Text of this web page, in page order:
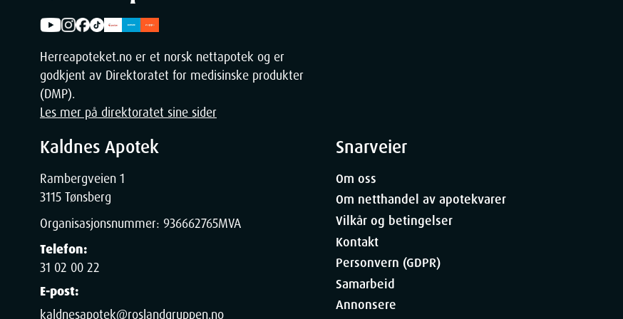
Width
Height
Depth
Weight
Herreapoteket.no er et norsk nettapotek og er
godkjent av Direktoratet for medisinske produkter
(DMP).
Les mer på direktoratet sine sider
Kaldnes Apotek
Rambergveien 1
3115 Tønsberg
Organisasjonsnummer: 936662765MVA
Telefon:
31 02 00 22
E-post:
kaldnesapotek@roslandgruppen.no
Snarveier
Om oss
Om netthandel av apotekvarer
Vilkår og betingelser
Kontakt
Personvern (GDPR)
Samarbeid
Annonsere